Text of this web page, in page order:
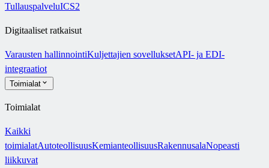
TullauspalveluICS2
Digitaaliset ratkaisut
Varausten hallinnointiKuljettajien sovelluksetAPI- ja EDI-
integraatiot
Toimialat
Toimialat
Kaikki
toimialatAutoteollisuusKemianteollisuusRakennusalaNopeasti
liikkuvat